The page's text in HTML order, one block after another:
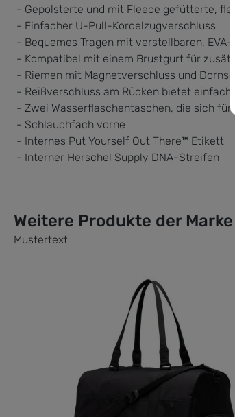
- Gepolsterte und mit Fleece gefütterte,
- Einfacher U-Pull-Kordelzugverschluss
- Bequemes Tragen mit verstellbaren,
- Kompatibel mit einem Brustgurt für
- Riemen mit Magnetverschluss und
- Reißverschluss am Rücken bietet
- Zwei Wasserflaschentaschen, die sich
- Schlauchfach vorne
- Internes Put Yourself Out There™ Etikett
- Interner Herschel Supply DNA-Streifen
Weitere Produkte der Marke
Mustertext
Produktgalerie überspringen